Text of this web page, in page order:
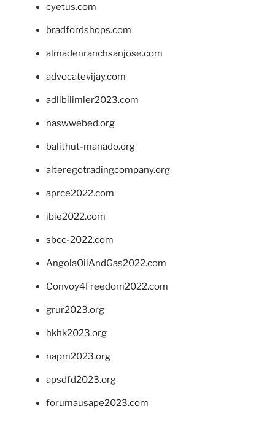
cyetus.com
bradfordshops.com
almadenranchsanjose.com
advocatevijay.com
adlibilimler2023.com
naswwebed.org
balithut-manado.org
alteregotradingcompany.org
aprce2022.com
ibie2022.com
sbcc-2022.com
AngolaOilAndGas2022.com
Convoy4Freedom2022.com
grur2023.org
hkhk2023.org
napm2023.org
apsdfd2023.org
forumausape2023.com